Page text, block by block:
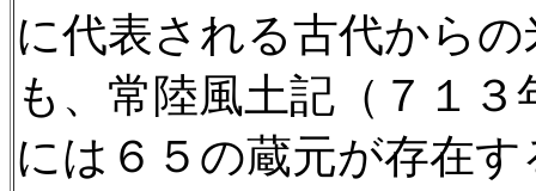
に代表される古代から
も、常陸風土記（７１
には６５の蔵元が存在